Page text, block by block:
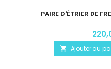
PAIRE D'ÉTRIER DE
 Ajouter au